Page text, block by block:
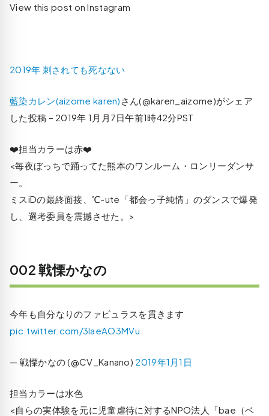
View this post on Instagram
2019年 刺されても死なない
藍染カレン(aizome karen) さん(@karen_aizome)がシェア
した投稿 – 2019年 1月月7日午前1時42分PST
❤️担当カラーは赤❤️
<毎夜ぼっちで踊ってた熊本のワンルーム・ロンリーダンサ
ー。
ミスiDの最終面接、℃-ute「都会っ子純情」のダンスで爆発
し、選考委員を震撼させた。>
002 戦慄かなの
今年も自分なりのファビュラスを貫きます
pic.twitter.com/3IaeAO3MVu
— 戦慄かなの (@CV_Kanano) 2019年1月1日
担当カラーは水色
<自らの実体験を元に児童虐待に対するNPO法人「bae（ベ